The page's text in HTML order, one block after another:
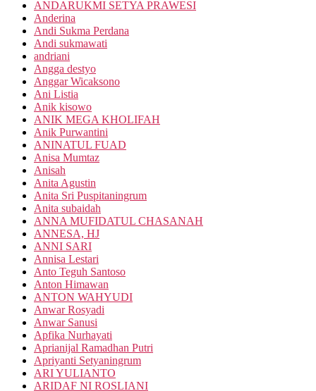
ANDARUKMI SETYA PRAWESI
Anderina
Andi Sukma Perdana
Andi sukmawati
andriani
Angga destyo
Anggar Wicaksono
Ani Listia
Anik kisowo
ANIK MEGA KHOLIFAH
Anik Purwantini
ANINATUL FUAD
Anisa Mumtaz
Anisah
Anita Agustin
Anita Sri Puspitaningrum
Anita subaidah
ANNA MUFIDATUL CHASANAH
ANNESA, HJ
ANNI SARI
Annisa Lestari
Anto Teguh Santoso
Anton Himawan
ANTON WAHYUDI
Anwar Rosyadi
Anwar Sanusi
Apfika Nurhayati
Aprianijal Ramadhan Putri
Apriyanti Setyaningrum
ARI YULIANTO
ARIDAF NI ROSLIANI